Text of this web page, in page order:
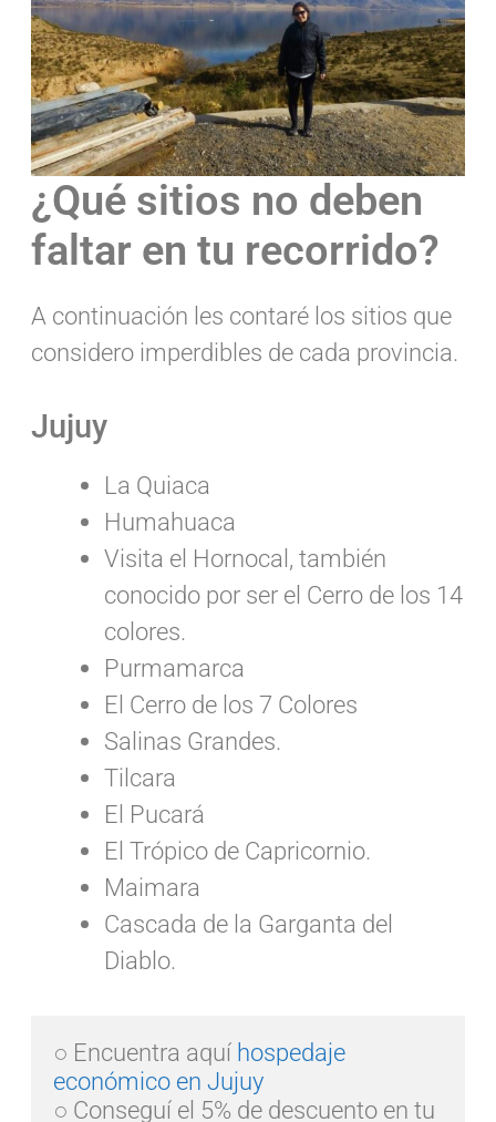
¿Qué sitios no deben
faltar en tu recorrido?
A continuación les contaré los sitios que
considero imperdibles de cada provincia.
Jujuy
La Quiaca
Humahuaca
Visita el Hornocal, también
conocido por ser el Cerro de los 14
colores.
Purmamarca
El Cerro de los 7 Colores
Salinas Grandes.
Tilcara
El Pucará
El Trópico de Capricornio.
Maimara
Cascada de la Garganta del
Diablo.
○ Encuentra aquí hospedaje
económico en Jujuy